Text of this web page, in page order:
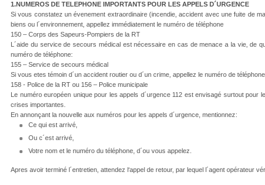
1.NUMEROS DE TELEPHONE IMPORTANTS POUR LES APPELS D´URGENCE
Si vous constatez un évenement extraordinaire (incendie, accident avec une fuite de
biens ou l´environnement, appellez immédiatement le numéro de téléphone
150 – Corps des Sapeurs-Pompiers de la RT
L´aide du service de secours médical est nécessaire en cas de menace a la vie, de
numéro de téléphone:
155 – Service de secours médical
Si vous etes témoin d´un accident routier ou d´un crime, appellez le numéro de téléphone
158 - Police de la RT ou 156 – Police municipale
Le numéro européen unique pour les appels d´urgence 112 est envisagé surtout pour
crises importantes.
En annonçant la nouvelle aux numéros pour les appels d´urgence, mentionnez:
Ce qui est arrivé,
Ou c´est arrivé,
Votre nom et le numéro du téléphone, d´ou vous appelez.
Apres avoir terminé l´entretien, attendez l‘appel de retour, par lequel l´agent opérateur